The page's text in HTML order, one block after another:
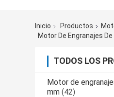
Inicio
Productos
Motor De Engranajes
TODOS LOS
Motor de
mm (42)